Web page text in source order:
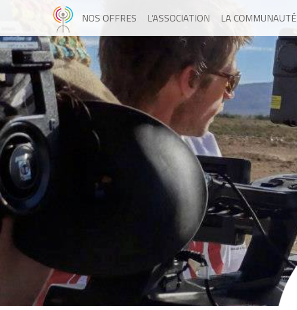
NOS OFFRES L’ASSOCIATION LA COMMUNAUTÉ